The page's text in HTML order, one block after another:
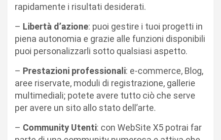
rapidamente i risultati desiderati.
– Libertà d’azione: puoi gestire i tuoi progetti in
piena autonomia e grazie alle funzioni disponibili
puoi personalizzarli sotto qualsiasi aspetto.
– Prestazioni professionali: e-commerce, Blog,
aree riservate, moduli di registrazione, gallerie
multimediali; potete avere tutto ciò che serve
per avere un sito allo stato dell’arte.
– Community Utenti: con WebSite X5 potrai far